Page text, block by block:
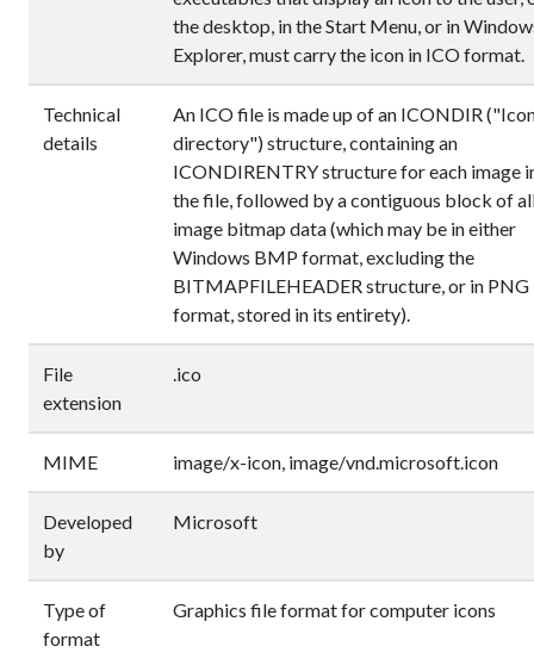
the desktop, in the Start Menu, or in
Explorer, must carry the icon in ICO format.
Technical
details
An ICO file is made up of an ICONDIR
directory") structure, containing an
ICONDIRENTRY structure for each image
the file, followed by a contiguous block of
image bitmap data (which may be in either
Windows BMP format, excluding the
BITMAPFILEHEADER structure, or in PNG
format, stored in its entirety).
File
extension
.ico
MIME image/x-icon, image/vnd.microsoft.icon
Developed
by
Microsoft
Type of
format
Graphics file format for computer icons